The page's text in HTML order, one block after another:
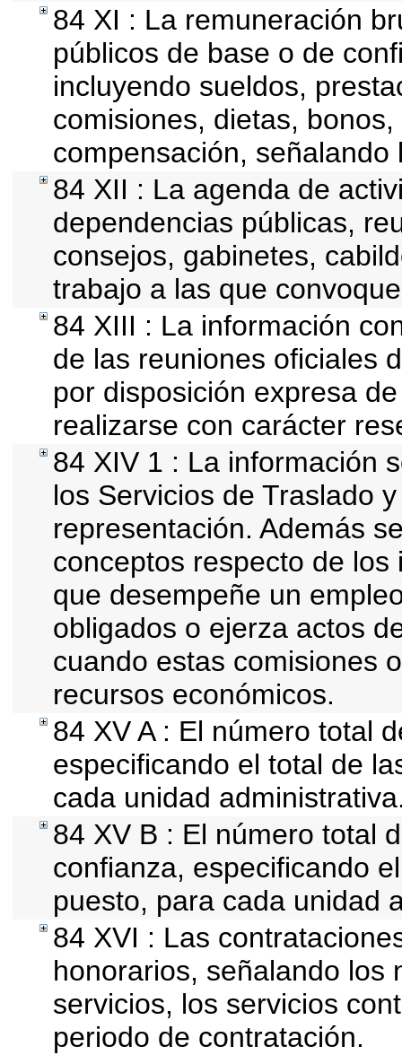
84 XI : La remuneración
públicos de base o de
incluyendo sueldos,
comisiones, dietas,
compensación,
84 XII : La agenda de
dependencias públicas,
consejos, gabinetes,
trabajo a las que
84 XIII : La información
de las reuniones oficiales
por disposición expresa
realizarse con carácter
84 XIV 1 : La información
los Servicios de Traslado
representación. Además
conceptos respecto de
que desempeñe un
obligados o ejerza actos
cuando estas comisiones
recursos económicos.
84 XV A : El número total
especificando el total de
cada unidad
84 XV B : El número total
confianza, especificando
puesto, para cada unidad
84 XVI : Las
honorarios, señalando los
servicios, los servicios
periodo de contratación.